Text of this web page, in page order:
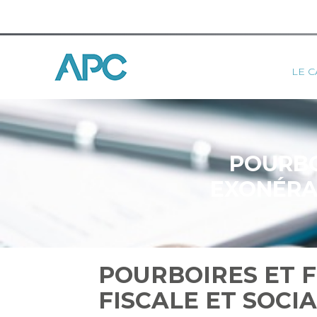
au
LE
POURBOIRES ET
FISCALE ET